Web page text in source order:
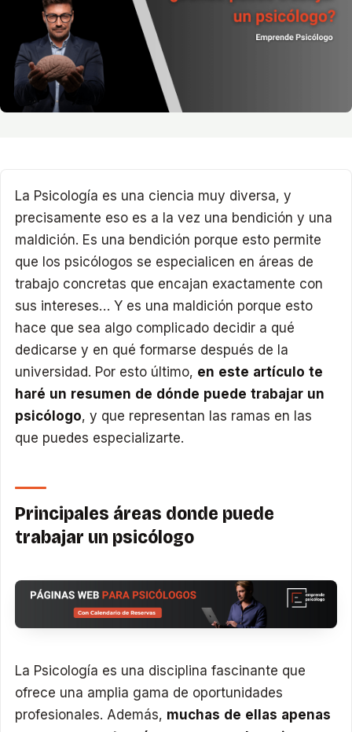
La Psicología es una ciencia muy diversa, y
precisamente eso es a la vez una bendición y una
maldición. Es una bendición porque esto permite
que los psicólogos se especialicen en áreas de
trabajo concretas que encajan exactamente con
sus intereses… Y es una maldición porque esto
hace que sea algo complicado decidir a qué
dedicarse y en qué formarse después de la
universidad. Por esto último, en este artículo te
haré un resumen de dónde puede trabajar un
psicólogo, y que representan las ramas en las
que puedes especializarte.
Principales áreas donde puede
trabajar un psicólogo
La Psicología es una disciplina fascinante que
ofrece una amplia gama de oportunidades
profesionales. Además, muchas de ellas apenas